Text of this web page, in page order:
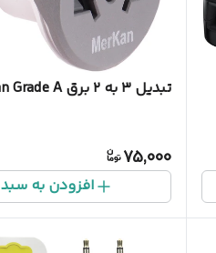
تبدیل ۳ به ۲ برق Merkan Grade A
75,000
افزودن به سبد